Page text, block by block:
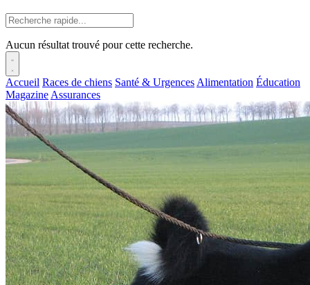
Aucun résultat trouvé pour cette recherche.
Accueil Races de chiens Santé & Urgences Alimentation Éducation
Magazine Assurances